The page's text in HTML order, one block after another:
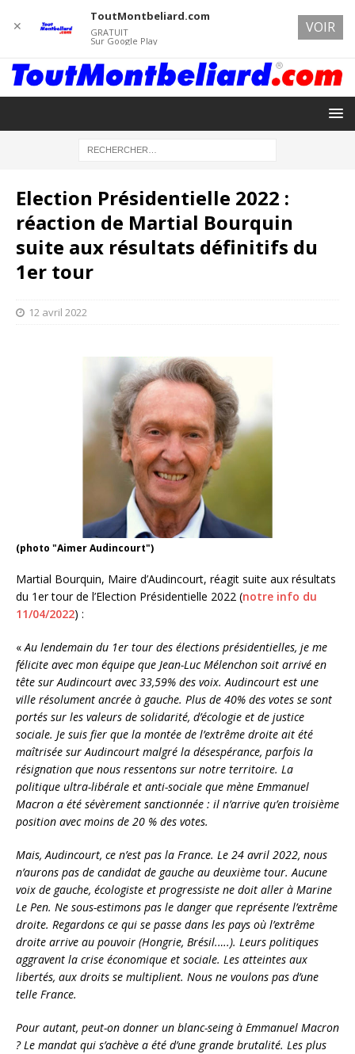
Election Présidentielle 2022 :
réaction de Martial Bourquin
suite aux résultats définitifs du
1er tour
12 avril 2022
(photo "Aimer Audincourt")
Martial Bourquin, Maire d’Audincourt, réagit suite aux résultats
du 1er tour de l’Election Présidentielle 2022 (notre info du
11/04/2022) :
«Au lendemain du 1er tour des élections présidentielles, je me
félicite avec mon équipe que Jean-Luc Mélenchon soit arrivé en
tête sur Audincourt avec 33,59% des voix. Audincourt est une
ville résolument ancrée à gauche. Plus de 40% des votes se sont
portés sur les valeurs de solidarité, d’écologie et de justice
sociale. Je suis fier que la montée de l’extrême droite ait été
maîtrisée sur Audincourt malgré la désespérance, parfois la
résignation que nous ressentons sur notre territoire. La
politique ultra-libérale et anti-sociale que mène Emmanuel
Macron a été sévèrement sanctionnée : il n’arrive qu’en troisième
position avec moins de 20 % des votes.
Mais, Audincourt, ce n’est pas la France. Le 24 avril 2022, nous
n’aurons pas de candidat de gauche au deuxième tour. Aucune
voix de gauche, écologiste et progressiste ne doit aller à Marine
Le Pen. Ne sous-estimons pas le danger que représente l’extrême
droite. Regardons ce qui se passe dans les pays où l’extrême
droite arrive au pouvoir (Hongrie, Brésil.….). Leurs politiques
aggravent la crise économique et sociale. Les atteintes aux
libertés, aux droits se multiplient. Nous ne voulons pas d’une
telle France.
Pour autant, peut-on donner un blanc-seing à Emmanuel Macron
? Le mandat qui s’achève a été d’une grande brutalité. Les plus
✕
ToutMontbeliard.com
GRATUIT
Sur Google Play
VOIR